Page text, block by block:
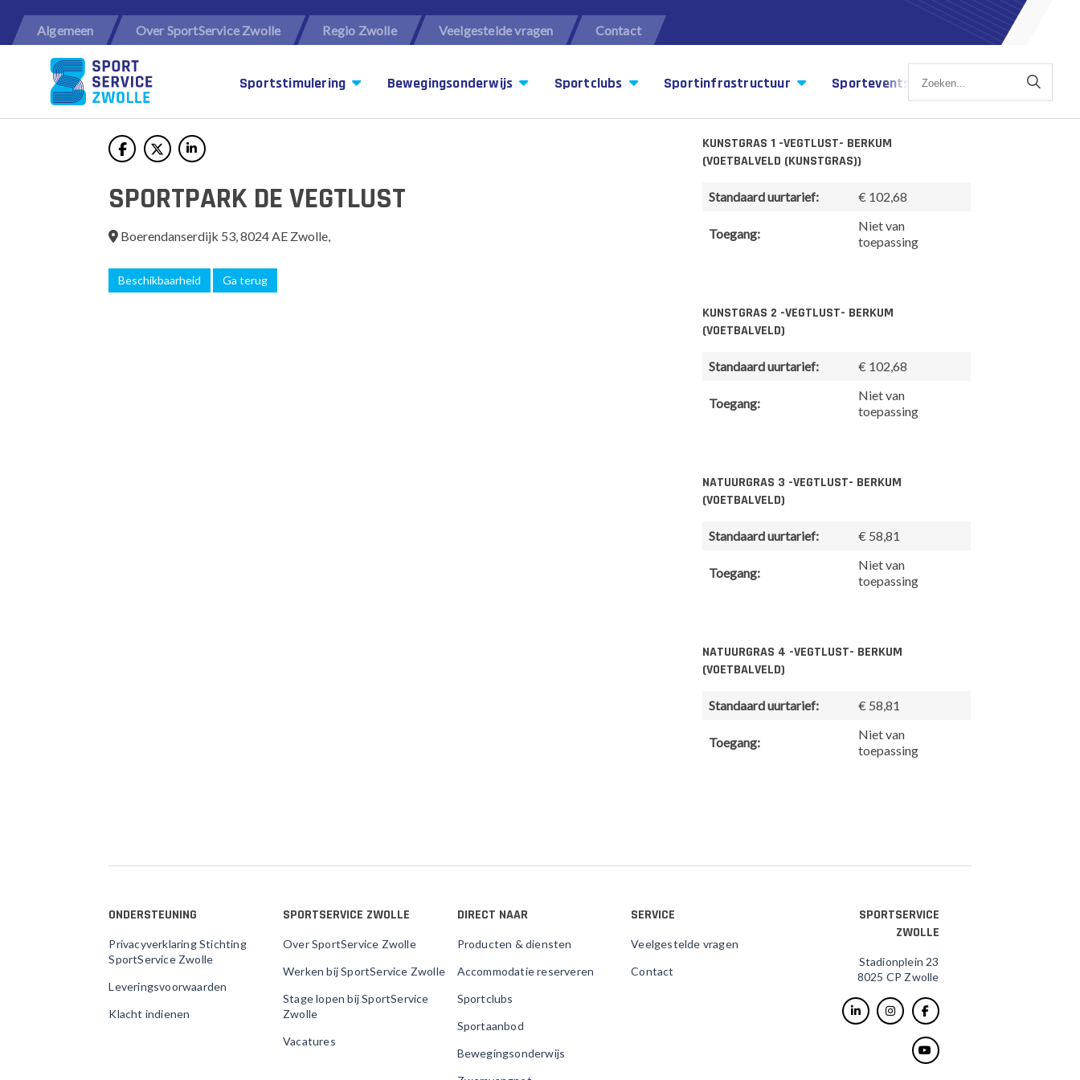
Algemeen Over SportService Zwolle Regio Zwolle Veelgestelde vragen Contact
Sportstimulering Bewegingsonderwijs Sportclubs Sportinfrastructuur Sportevents Sportagenda
SPORTPARK DE VEGTLUST
Boerendanserdijk 53, 8024 AE Zwolle,
Beschikbaarheid Ga terug
KUNSTGRAS 1 -VEGTLUST- BERKUM
(VOETBALVELD (KUNSTGRAS))
Standaard uurtarief: € 102,68
Toegang:
Niet van
toepassing
KUNSTGRAS 2 -VEGTLUST- BERKUM
(VOETBALVELD)
Standaard uurtarief: € 102,68
Toegang:
Niet van
toepassing
NATUURGRAS 3 -VEGTLUST- BERKUM
(VOETBALVELD)
Standaard uurtarief: € 58,81
Toegang:
Niet van
toepassing
NATUURGRAS 4 -VEGTLUST- BERKUM
(VOETBALVELD)
Standaard uurtarief: € 58,81
Toegang:
Niet van
toepassing
ONDERSTEUNING
Privacyverklaring Stichting
SportService Zwolle
Leveringsvoorwaarden
Klacht indienen
SPORTSERVICE ZWOLLE
Over SportService Zwolle
Werken bij SportService Zwolle
Stage lopen bij SportService
Zwolle
Vacatures
DIRECT NAAR
Producten & diensten
Accommodatie reserveren
Sportclubs
Sportaanbod
Bewegingsonderwijs
SERVICE
Veelgestelde vragen
Contact
SPORTSERVICE
ZWOLLE
Stadionplein 23
8025 CP Zwolle